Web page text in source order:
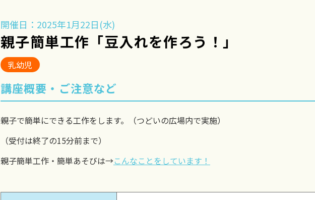
開催日：2025年1月22日(水)
親子簡単工作「豆入れを作ろう！」
乳幼児
講座概要・ご注意など
親子で簡単にできる工作をします。（つどいの広場内で実施）
（受付は終了の15分前まで）
親子簡単工作・簡単あそびは→こんなことをしています！